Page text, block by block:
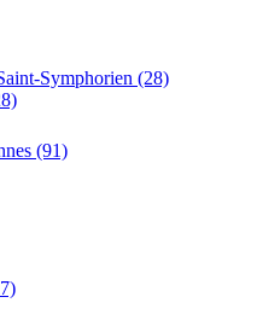
Symphorien (28)
(91)